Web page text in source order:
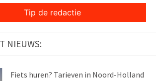
Tip de redactie
NIEUWS:
Fiets huren? Tarieven in Noord-Holland